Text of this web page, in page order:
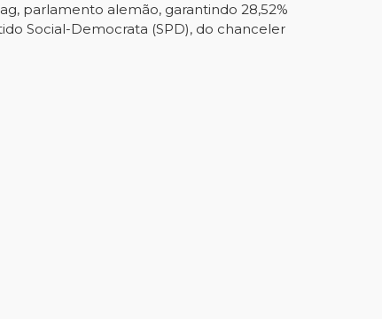
parlamento alemão, garantindo 28,52%
Social-Democrata (SPD), do chanceler